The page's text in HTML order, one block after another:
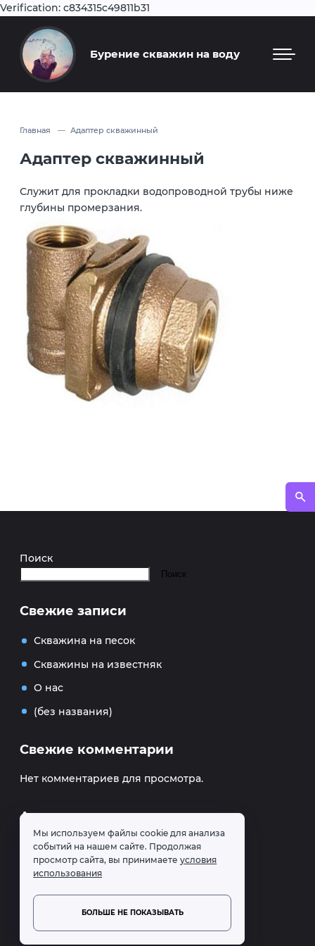
Verification: c834315c49811b31
Бурение скважин на воду
Главная Адаптер скважинный
Адаптер скважинный
Служит для прокладки водопроводной трубы ниже
глубины промерзания.
Поиск
Поиск
Свежие записи
Скважина на песок
Скважины на известняк
О нас
(без названия)
Свежие комментарии
Нет комментариев для просмотра.
Архивы
Февраль 2023
Без рубрики
Мы используем файлы cookie для анализа
событий на нашем сайте. Продолжая
просмотр сайта, вы принимаетеусловия
использования
БОЛЬШЕ НЕ ПОКАЗЫВАТЬ